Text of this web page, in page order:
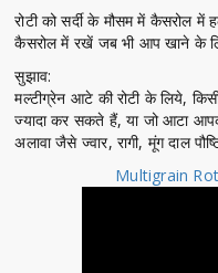
रोटी को सर्दी के मौसम में कैसरोल
कैसरोल में रखें जब भी आप खाने के
सुझाव:
मल्टीग्रेन आटे की रोटी के लिये,
ज्यादा कर सकते हैं, या जो आटा
अलावा जैसे ज्वार, रागी, मूंग दाल
Multigrain